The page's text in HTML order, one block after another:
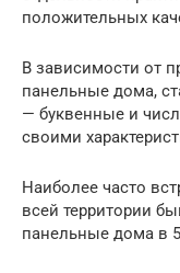
положительных
В зависимости от
панельные дома,
— буквенные и
своими
Наиболее часто
всей территории
панельные дома в